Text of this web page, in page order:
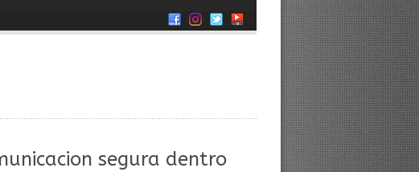
segura dentro